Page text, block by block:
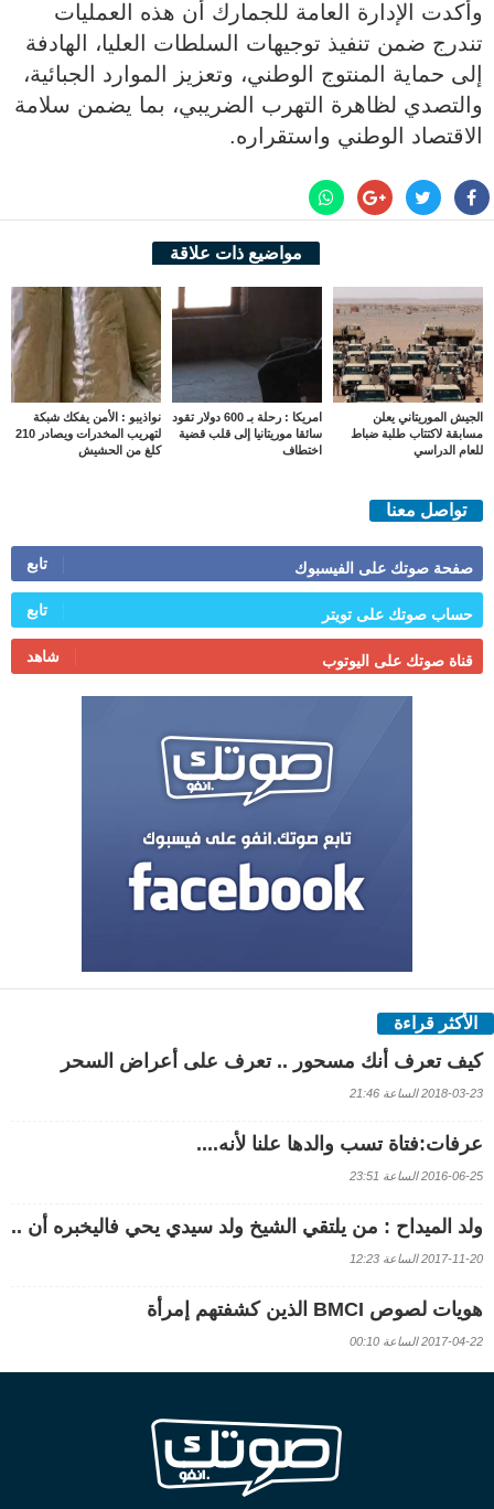
وأكدت الإدارة العامة للجمارك أن هذه العمليات
تندرج ضمن تنفيذ توجيهات السلطات العليا، الهادفة
إلى حماية المنتوج الوطني، وتعزيز الموارد الجبائية،
والتصدي لظاهرة التهرب الضريبي، بما يضمن سلامة
الاقتصاد الوطني واستقراره.
مواضيع ذات علاقة
الجيش الموريتاني يعلن
مسابقة لاكتتاب طلبة ضباط
للعام الدراسي
امريكا : رحلة بـ 600 دولار تقود
سائقا موريتانيا إلى قلب قضية
اختطاف
نواذيبو : الأمن يفكك شبكة
لتهريب المخدرات ويصادر 210
كلغ من الحشيش
تواصل معنا
صفحة صوتك على الفيسبوك تابع
حساب صوتك على تويتر تابع
قناة صوتك على اليوتوب شاهد
الأكثر قراءة
كيف تعرف أنك مسحور .. تعرف على أعراض السحر
2018-03-23 الساعة 21:46
عرفات:فتاة تسب والدها علنا لأنه....
2016-06-25 الساعة 23:51
ولد الميداح : من يلتقي الشيخ ولد سيدي يحي فاليخبره أن ..
2017-11-20 الساعة 12:23
هويات لصوص BMCI الذين كشفتهم إمرأة
2017-04-22 الساعة 00:10